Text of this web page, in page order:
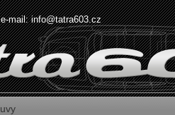
e-mail:info@tatra603.cz